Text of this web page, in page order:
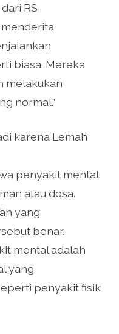
RS
menderita
biasa. Mereka
melakukan
normal.”
karena Lemah
penyakit mental
atau dosa.
yang
benar.
mental adalah
yang
penyakit fisik